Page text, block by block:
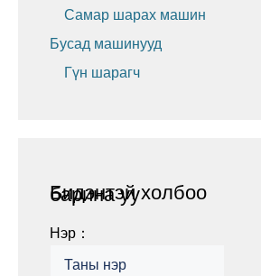
Самар шарах машин
Бусад машинууд
Гүн шарагч
Бидэнтэй холбоо барина уу
Нэр：